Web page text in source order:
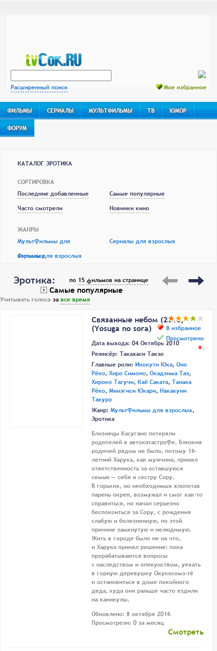
Расширенный поиск Мое избранное
ФИЛЬМЫ СЕРИАЛЫ МУЛЬТФИЛЬМЫ ТВ
ЮМОР
ФОРУМ
КАТАЛОГ ЭРОТИКА
СОРТИРОВКА
Последние добавленные
Самые популярные
Часто смотрели
Новинки кино
ЖАНРЫ
Мультфильмы для
взрослых
Сериалы для взрослых
Фильмы для взрослых
по 15 фильмов на странице
Самые популярные
Эротика:
Учитывать голоса за все время
В избранное
Просмотрено
Связанные небом (2010)
(Yosuga no sora)
Дата выхода: 04 Октябрь 2010
Режисёр: Такахаси Такэо
Главные роли: Инокути Юка, Оно
Рёко, Хиро Симоно, Окадзима Таэ,
Хироко Тагучи, Каё Саката, Танака
Рёко, Минэгиси Юкари, Накакуни
Такуро
Жанр: Мультфильмы для взрослых,
Эротика
Близнецы Касугано потеряли
родителей в автокатастрофе. Близких
родичей рядом не было, потому 16-
летний Харука, как мужчина, принял
ответственность за оставшуюся
семью — себя и сестру Сору.
В горьких, но необходимых хлопотах
парень окреп, возмужал и смог как-то
справиться, но начал серьезно
беспокоиться за Сору, с рождения
слабую и болезненную, по этой
причине замкнутую и нелюдимую.
Жить в городе было не на что,
и Харука принял решение: пока
прорабатываются вопросы
с наследством и опекунством, уехать
в горную деревушку Окукосомэ-тё
и остановиться в доме покойного
деда, куда они раньше часто ездили
на каникулы.
Обновлено: 8 октября 2016
Просмотрели: 0 за месяц
Смотреть